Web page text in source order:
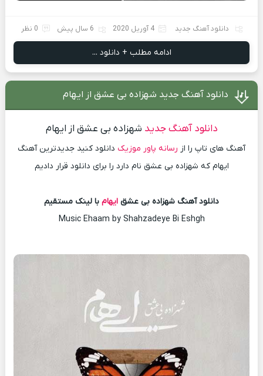
دانلود آهنگ جدید 4 آوریل 2020 6 سال پیش 0 نظر
ادامه مطلب + دانلود ...
دانلود آهنگ جدید شهزاده بی عشق از ایهام
دانلود آهنگ جدید شهزاده بی عشق از ایهام
آهنگ های تاپ را از رسانه پاور موزیک دانلود کنید جدیدترین آهنگ
ایهام که شهزاده بی عشق نام دارد را برای دانلود قرار دادیم
دانلود آهنگ شهزاده بی عشق ایهام با لینک مستقیم
Music Ehaam by Shahzadeye Bi Eshgh